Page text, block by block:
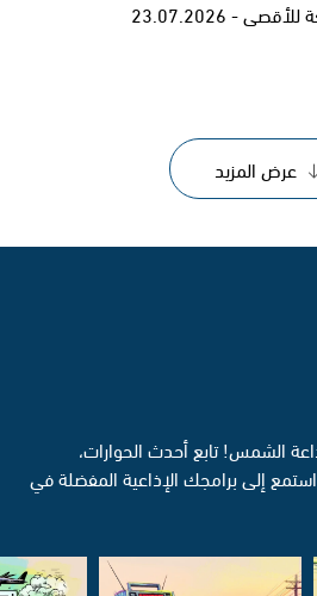
- 23.07.2026
عرض المزيد
الشمس! تابع أحدث الحوارات،
إلى برامجك الإذاعية المفضلة في